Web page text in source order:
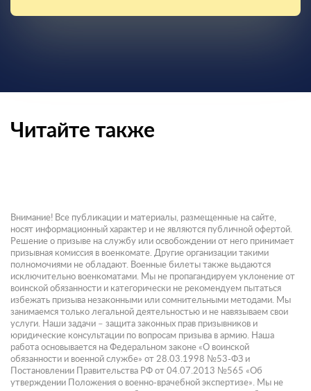
Читайте также
Внимание! Все публикации и материалы, размещенные на сайте,
носят информационный характер и не являются публичной офертой.
Решение о призыве на службу или освобождении от него принимает
призывная комиссия в военкомате. Другие организации такими
полномочиями не обладают. Военные билеты также выдаются
исключительно военкоматами. Мы не пропагандируем уклонение от
воинской обязанности и категорически не рекомендуем пытаться
избежать призыва незаконными или сомнительными методами. Мы
занимаемся только легальной деятельностью и не навязываем свои
услуги. Наши задачи – защита законных прав призывников и
юридические консультации по вопросам призыва в армию. Наша
работа основывается на Федеральном законе «О воинской
обязанности и военной службе» от 28.03.1998 №53-ФЗ и
Постановлении Правительства РФ от 04.07.2013 №565 «Об
утверждении Положения о военно-врачебной экспертизе». Мы не